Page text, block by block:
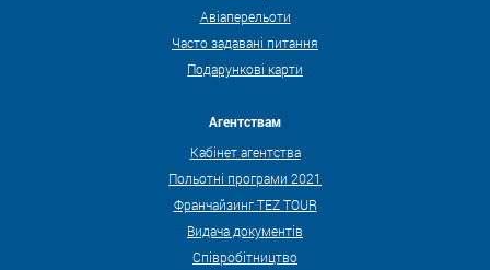
Авіаперельоти
Часто задавані питання
Подарункові карти
Агентствам
Кабінет агентства
Польотні програми 2021
Франчайзинг TEZ TOUR
Видача документів
Співробітництво